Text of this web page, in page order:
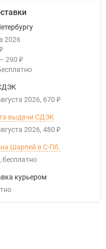
2026
– 290 ₽
2026 670 ₽
выдачи СДЭК
2026 480 ₽
Шарпей в С-Пб.
Бесплатно
курьером